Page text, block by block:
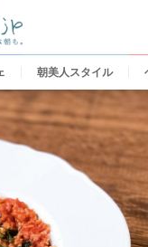
朝美人スタイル